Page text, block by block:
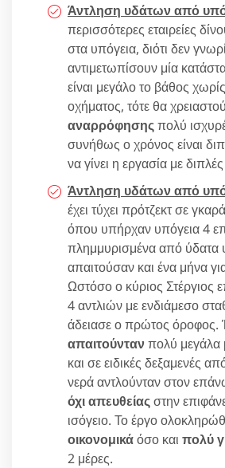
Άντληση υδάτων από
περισσότερες εταιρείες
στα υπόγεια, διότι δεν
αντιμετωπίσουν μία
είναι μεγάλο το βάθος
οχήματος, τότε θα
αναρρόφησηςπολύ
συνήθως ο χρόνος είναι
να γίνει η εργασία με διπλές
Άντληση υδάτων από
έχει τύχει πρότζεκτ σε
όπου υπήρχαν υπόγεια 4
πλημμυρισμένα από ύδατα
απαιτούσαν και ένα μήνα
Ωστόσο ο κύριος Στέργιος
4 αντλιών με ενδιάμεσο
άδειασε ο πρώτος όροφος.
απαιτούντανπολύ
και σε ειδικές δεξαμενές
νερά αντλούνταν στον
όχι απευθείαςστην
ισόγειο. Το έργο
οικονομικάόσο και πολύ
2 μέρες.